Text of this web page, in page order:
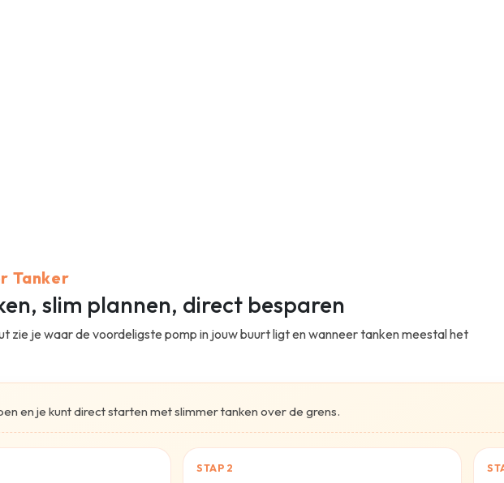
Tanker
slim plannen, direct besparen
zie je waar de voordeligste pomp in jouw buurt ligt en wanneer tanken meestal het
en je kunt direct starten met slimmer tanken over de grens.
STAP 2